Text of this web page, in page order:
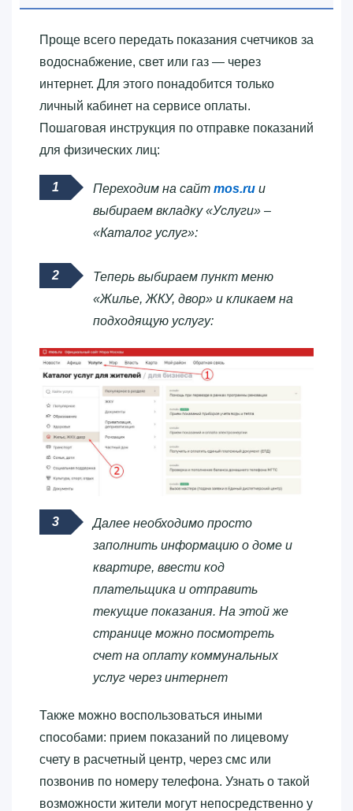
Проще всего передать показания счетчиков за
водоснабжение, свет или газ — через
интернет. Для этого понадобится только
личный кабинет на сервисе оплаты.
Пошаговая инструкция по отправке показаний
для физических лиц:
Переходим на сайт mos.ru и
выбираем вкладку «Услуги» –
«Каталог услуг»:
Теперь выбираем пункт меню
«Жилье, ЖКУ, двор» и кликаем на
подходящую услугу:
Далее необходимо просто
заполнить информацию о доме и
квартире, ввести код
плательщика и отправить
текущие показания. На этой же
странице можно посмотреть
счет на оплату коммунальных
услуг через интернет
Также можно воспользоваться иными
способами: прием показаний по лицевому
счету в расчетный центр, через смс или
позвонив по номеру телефона. Узнать о такой
возможности жители могут непосредственно у